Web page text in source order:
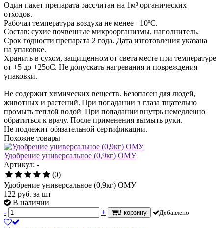
Один пакет препарата рассчитан на 1м³ органических
отходов.
Рабочая температура воздуха не менее +10ºС.
Состав: сухие почвенные микроорганизмы, наполнитель.
Срок годности препарата 2 года. Дата изготовления указана
на упаковке.
Хранить в сухом, защищенном от света месте при температуре
от +5 до +25оС. Не допускать нагревания и повреждения
упаковки.
Не содержит химических веществ. Безопасен для людей,
животных и растений. При попадании в глаза тщательно
промыть теплой водой. При попадании внутрь немедленно
обратиться к врачу. После применения вымыть руки.
Не подлежит обязательной сертификации.
Похожие товары
Удобрение универсальное (0,9кг) ОМУ
Артикул: -
(0)
Удобрение универсальное (0,9кг) ОМУ
122 руб. за шт
В наличии
-
+ В корзину Добавлено